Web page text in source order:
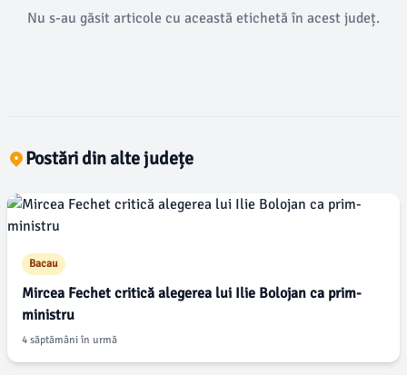
Nu s-au găsit articole cu această etichetă în acest județ.
Postări din alte județe
Bacau
Mircea Fechet critică alegerea lui Ilie Bolojan ca prim-
ministru
4 săptămâni în urmă